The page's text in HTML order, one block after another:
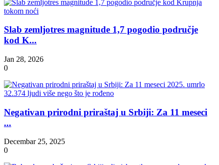
Slab zemljotres magnitude 1,7 pogodio područje
kod K...
Jan 28, 2026
0
Negativan prirodni priraštaj u Srbiji: Za 11 meseci
...
Decembar 25, 2025
0